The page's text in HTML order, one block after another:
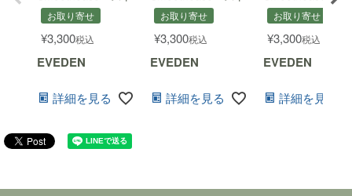
お取り寄せ
¥3,300税込
EVEDEN
詳細を見る
お取り寄せ
¥3,300税込
EVEDEN
詳細を見る
お取り寄せ
¥3,300税込
EVEDEN
詳細を見る